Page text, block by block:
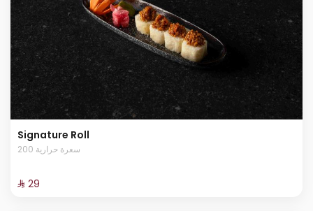
Signature Roll
200 سعرة حرارية
⁨⁦‪‬ 29⁩